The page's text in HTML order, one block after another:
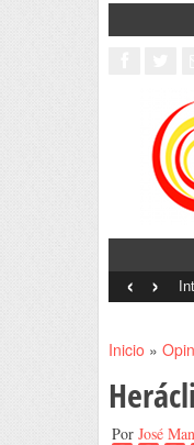
‹ ›
Inicio »
Por José